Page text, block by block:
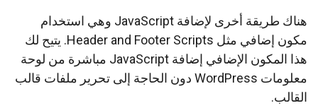
هناك طريقة أخرى لإضافة JavaScript وهي استخدام
مكون إضافي مثل Header and Footer Scripts. يتيح لك
هذا المكون الإضافي إضافة JavaScript مباشرة من لوحة
معلومات WordPress دون الحاجة إلى تحرير ملفات قالب
القالب.